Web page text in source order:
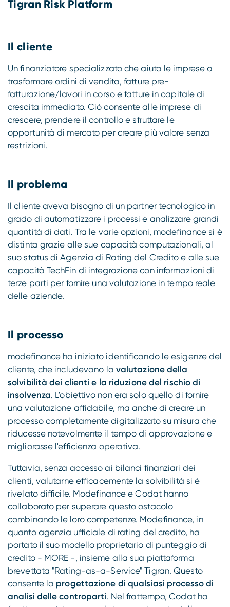
Tigran Risk Platform
Il cliente
Un finanziatore specializzato che aiuta le imprese a
trasformare ordini di vendita, fatture pre-
fatturazione/lavori in corso e fatture in capitale di
crescita immediato. Ciò consente alle imprese di
crescere, prendere il controllo e sfruttare le
opportunità di mercato per creare più valore senza
restrizioni.
Il problema
Il cliente aveva bisogno di un partner tecnologico in
grado di automatizzare i processi e analizzare grandi
quantità di dati. Tra le varie opzioni, modefinance si è
distinta grazie alle sue capacità computazionali, al
suo status di Agenzia di Rating del Credito e alle sue
capacità TechFin di integrazione con informazioni di
terze parti per fornire una valutazione in tempo reale
delle aziende.
Il processo
modefinance ha iniziato identificando le esigenze del
cliente, che includevano la valutazione della
solvibilità dei clienti e la riduzione del rischio di
insolvenza. L'obiettivo non era solo quello di fornire
una valutazione affidabile, ma anche di creare un
processo completamente digitalizzato su misura che
riducesse notevolmente il tempo di approvazione e
migliorasse l'efficienza operativa.
Tuttavia, senza accesso ai bilanci finanziari dei
clienti, valutarne efficacemente la solvibilità si è
rivelato difficile. Modefinance e Codat hanno
collaborato per superare questo ostacolo
combinando le loro competenze. Modefinance, in
quanto agenzia ufficiale di rating del credito, ha
portato il suo modello proprietario di punteggio di
credito - MORE -, insieme alla sua piattaforma
brevettata "Rating-as-a-Service" Tigran. Questo
consente la progettazione di qualsiasi processo di
analisi delle controparti. Nel frattempo, Codat ha